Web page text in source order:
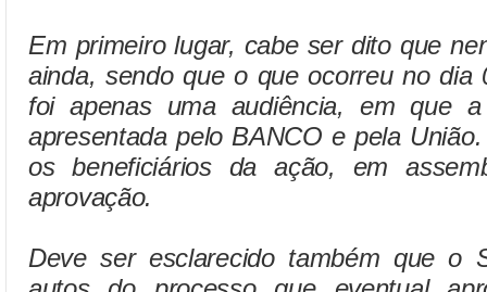
Em primeiro lugar, cabe ser dito que
ainda, sendo que o que ocorreu no dia
foi apenas uma audiência, em que
apresentada pelo BANCO e pela
os beneficiários da ação, em
aprovação.
Deve ser esclarecido também que o